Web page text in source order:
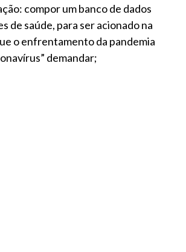
compor um banco de dados
de saúde, para ser acionado na
o enfrentamento da pandemia
demandar;